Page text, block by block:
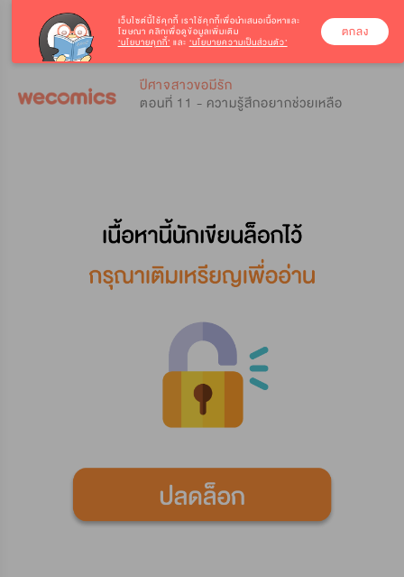
ปีศาจสาวขอมีรัก
ตอนที่ 11 - ความรู้สึกอยากช่วยเหลือ
เว็บไซต์นี้ใช้คุกกี้ เราใช้คุกกี้เพื่อนำเสนอเนื้อหาและ
โฆษณา คลิกเพื่อดูข้อมูลเพิ่มเติม
‘นโยบายคุกกี้’ และ ‘นโยบายความเป็นส่วนตัว’
ตกลง